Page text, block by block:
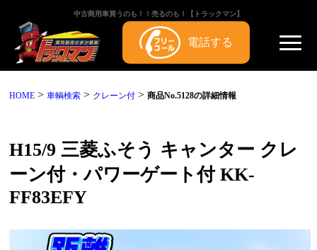
中古商用車買うのも！！売るのも！【トラックマン】
電話する
HOME >車輌検索 > クレーン付 >商品No.5128の詳細情報
H15/9 三菱ふそう キャンター クレ
ーン付・パワーゲート付 KK-
FF83EFY